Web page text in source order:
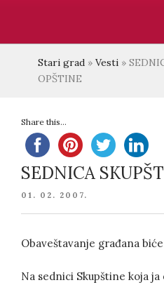
Stari grad » Vesti »
OPŠTINE
Share this...
SEDNICA
POSTED
01. 02. 2007.
Obaveštavanje građana
Na sednici Skupštine koja